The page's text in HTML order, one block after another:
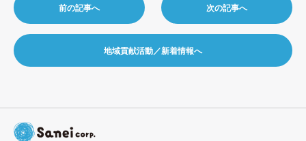
前の記事へ
地域貢献活動／新着情報へ
次の記事へ